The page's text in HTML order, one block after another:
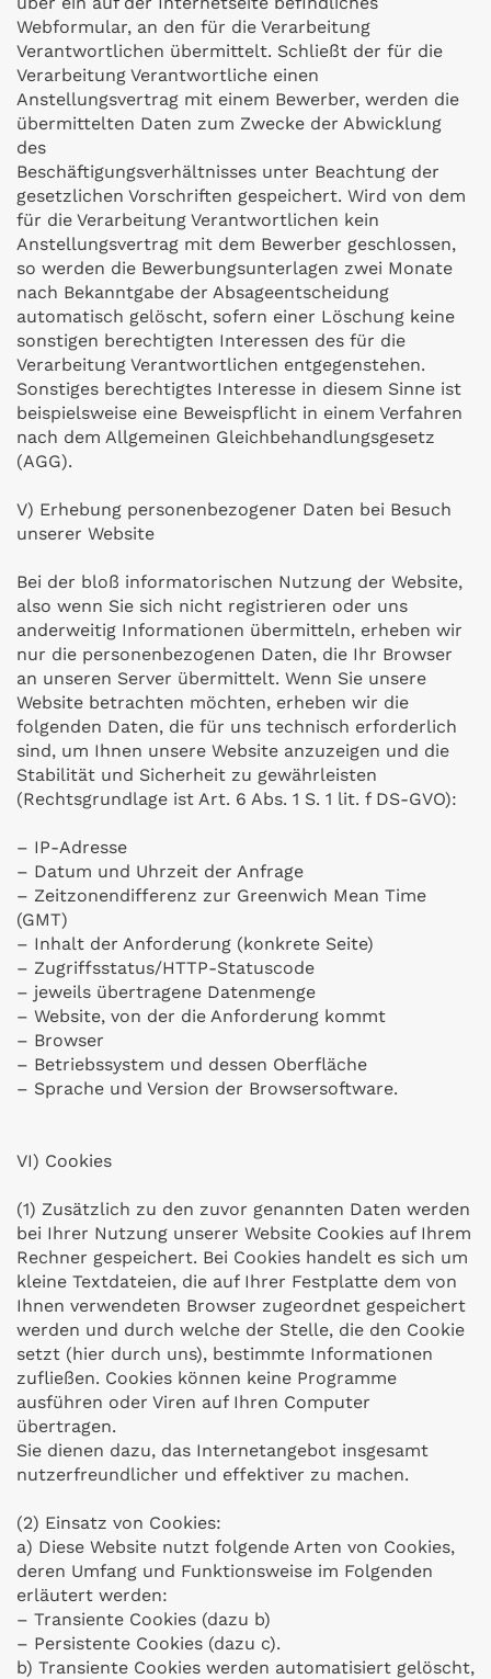
Webformular, an den für die Verarbeitung
Verantwortlichen übermittelt. Schließt der für die
Verarbeitung Verantwortliche einen
Anstellungsvertrag mit einem Bewerber, werden die
übermittelten Daten zum Zwecke der Abwicklung
des
Beschäftigungsverhältnisses unter Beachtung der
gesetzlichen Vorschriften gespeichert. Wird von dem
für die Verarbeitung Verantwortlichen kein
Anstellungsvertrag mit dem Bewerber geschlossen,
so werden die Bewerbungsunterlagen zwei Monate
nach Bekanntgabe der Absageentscheidung
automatisch gelöscht, sofern einer Löschung keine
sonstigen berechtigten Interessen des für die
Verarbeitung Verantwortlichen entgegenstehen.
Sonstiges berechtigtes Interesse in diesem Sinne ist
beispielsweise eine Beweispflicht in einem Verfahren
nach dem Allgemeinen Gleichbehandlungsgesetz
(AGG).
V) Erhebung personenbezogener Daten bei Besuch
unserer Website
Bei der bloß informatorischen Nutzung der Website,
also wenn Sie sich nicht registrieren oder uns
anderweitig Informationen übermitteln, erheben wir
nur die personenbezogenen Daten, die Ihr Browser
an unseren Server übermittelt. Wenn Sie unsere
Website betrachten möchten, erheben wir die
folgenden Daten, die für uns technisch erforderlich
sind, um Ihnen unsere Website anzuzeigen und die
Stabilität und Sicherheit zu gewährleisten
(Rechtsgrundlage ist Art. 6 Abs. 1 S. 1 lit. f DS-GVO):
– IP-Adresse
– Datum und Uhrzeit der Anfrage
– Zeitzonendifferenz zur Greenwich Mean Time
(GMT)
– Inhalt der Anforderung (konkrete Seite)
– Zugriffsstatus/HTTP-Statuscode
– jeweils übertragene Datenmenge
– Website, von der die Anforderung kommt
– Browser
– Betriebssystem und dessen Oberfläche
– Sprache und Version der Browsersoftware.
VI) Cookies
(1) Zusätzlich zu den zuvor genannten Daten werden
bei Ihrer Nutzung unserer Website Cookies auf Ihrem
Rechner gespeichert. Bei Cookies handelt es sich um
kleine Textdateien, die auf Ihrer Festplatte dem von
Ihnen verwendeten Browser zugeordnet gespeichert
werden und durch welche der Stelle, die den Cookie
setzt (hier durch uns), bestimmte Informationen
zufließen. Cookies können keine Programme
ausführen oder Viren auf Ihren Computer
übertragen.
Sie dienen dazu, das Internetangebot insgesamt
nutzerfreundlicher und effektiver zu machen.
(2) Einsatz von Cookies:
a) Diese Website nutzt folgende Arten von Cookies,
deren Umfang und Funktionsweise im Folgenden
erläutert werden:
– Transiente Cookies (dazu b)
– Persistente Cookies (dazu c).
b) Transiente Cookies werden automatisiert gelöscht,